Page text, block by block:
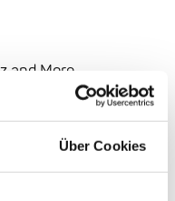
Über Cookies
and More
Heidelberg